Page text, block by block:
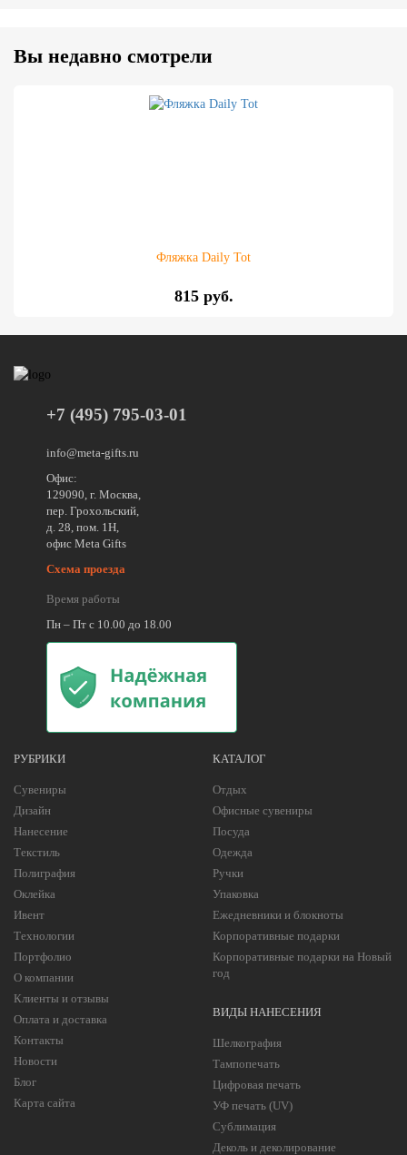
Вы недавно смотрели
Фляжка Daily Tot
815 руб.
+7 (495) 795-03-01
info@meta-gifts.ru
Офис:
129090, г. Москва,
пер. Грохольский,
д. 28, пом. 1Н,
офис Meta Gifts
Схема проезда
Время работы
Пн – Пт с 10.00 до 18.00
РУБРИКИ
Сувениры
Дизайн
Нанесение
Текстиль
Полиграфия
Оклейка
Ивент
Технологии
Портфолио
О компании
Клиенты и отзывы
Оплата и доставка
Контакты
Новости
Блог
Карта сайта
КАТАЛОГ
Отдых
Офисные сувениры
Посуда
Одежда
Ручки
Упаковка
Ежедневники и блокноты
Корпоративные подарки
Корпоративные подарки на Новый
год
ВИДЫ НАНЕСЕНИЯ
Шелкография
Тампопечать
Цифровая печать
УФ печать (UV)
Сублимация
Деколь и деколирование